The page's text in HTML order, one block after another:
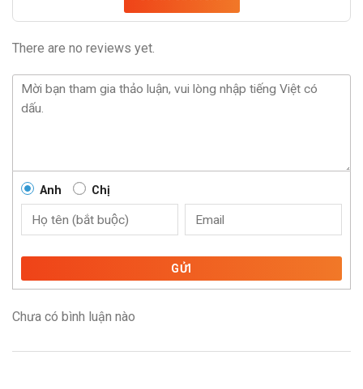
There are no reviews yet.
Anh Chị
GỬI
Chưa có bình luận nào